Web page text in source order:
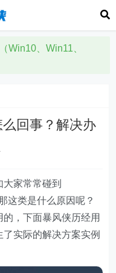
Win10、Win11、
回事？解决办
家常常碰到
这类是什么原因呢？
，下面暴风侠历经用
实际的解决方案实例